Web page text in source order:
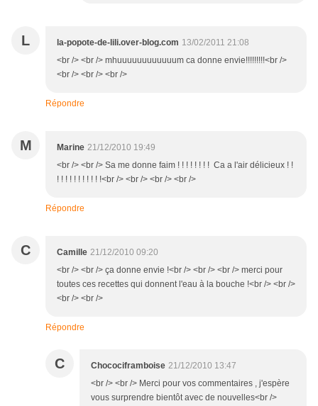
L la-popote-de-lili.over-blog.com 13/02/2011 21:08
<br /> <br /> mhuuuuuuuuuuuum ca donne envie!!!!!!!!!<br />
<br /> <br /> <br />
Répondre
M Marine 21/12/2010 19:49
<br /> <br /> Sa me donne faim ! ! ! ! ! ! ! ! Ca a l'air délicieux ! !
! ! ! ! ! ! ! ! ! ! !<br /> <br /> <br /> <br />
Répondre
C Camille 21/12/2010 09:20
<br /> <br /> ça donne envie !<br /> <br /> <br /> merci pour
toutes ces recettes qui donnent l'eau à la bouche !<br /> <br />
<br /> <br />
Répondre
C Chocociframboise 21/12/2010 13:47
<br /> <br /> Merci pour vos commentaires , j'espère
vous surprendre bientôt avec de nouvelles<br />